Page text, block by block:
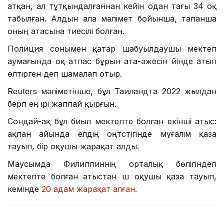
атқан, ал тұтқындалғаннан кейін одан тағы 34 оқ
табылған. Алдын ала мәлімет бойынша, тапанша
оның атасына тиесілі болған.
Полиция сонымен қатар шабуылдаушы мектеп
аумағында оқ атпас бұрын ата-әжесін үйінде атып
өлтірген деп шамалап отыр.
Reuters мәліметінше, бұл Таиландта 2022 жылдан
бергі ең ірі жаппай қырғын.
Сондай-ақ бұл биыл мектепте болған екінші атыс:
ақпан айында елдің оңтүстігінде мұғалім қаза
тауып, бір оқушы жарақат алды.
Маусымда Филиппиннің орталық бөлігіндегі
мектепте болған атыстан үш оқушы қаза тауып,
кемінде 20 адам жарақат алған.